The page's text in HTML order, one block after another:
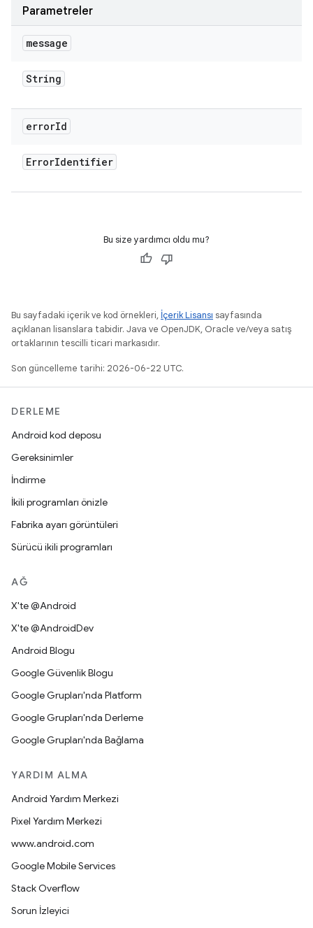
Parametreler
message
String
errorId
ErrorIdentifier
Bu size yardımcı oldu mu?
Bu sayfadaki içerik ve kod örnekleri, İçerik Lisansı sayfasında
açıklanan lisanslara tabidir. Java ve OpenJDK, Oracle ve/veya satış
ortaklarının tescilli ticari markasıdır.
Son güncelleme tarihi: 2026-06-22 UTC.
DERLEME
Android kod deposu
Gereksinimler
İndirme
İkili programları önizle
Fabrika ayarı görüntüleri
Sürücü ikili programları
AĞ
X'te @Android
X'te @AndroidDev
Android Blogu
Google Güvenlik Blogu
Google Grupları'nda Platform
Google Grupları'nda Derleme
Google Grupları'nda Bağlama
YARDIM ALMA
Android Yardım Merkezi
Pixel Yardım Merkezi
www.android.com
Google Mobile Services
Stack Overflow
Sorun İzleyici